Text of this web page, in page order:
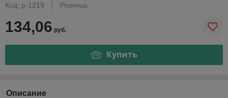
Код: р-1219
Розница
134,06 руб.
Купить
Описание